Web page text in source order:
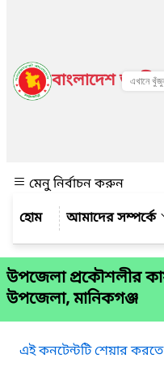
বাংলাদেশ জাতীয়
মেনু নির্বাচন করুন
আমাদের সম্পর্কে
উপজেলা প্রকৌশলীর
উপজেলা, মানিকগঞ্জ
এই কনটেন্টটি শেয়ার